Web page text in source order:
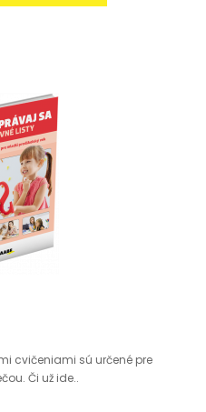
cvičeniami sú určené pre
Či už ide..